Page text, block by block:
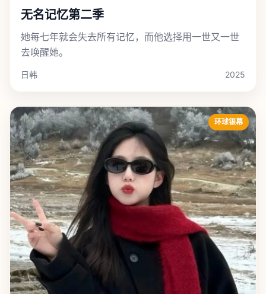
无名记忆第二季
她每七年就会失去所有记忆，而他选择用一世又一世
去唤醒她。
日韩 2025
环球银幕